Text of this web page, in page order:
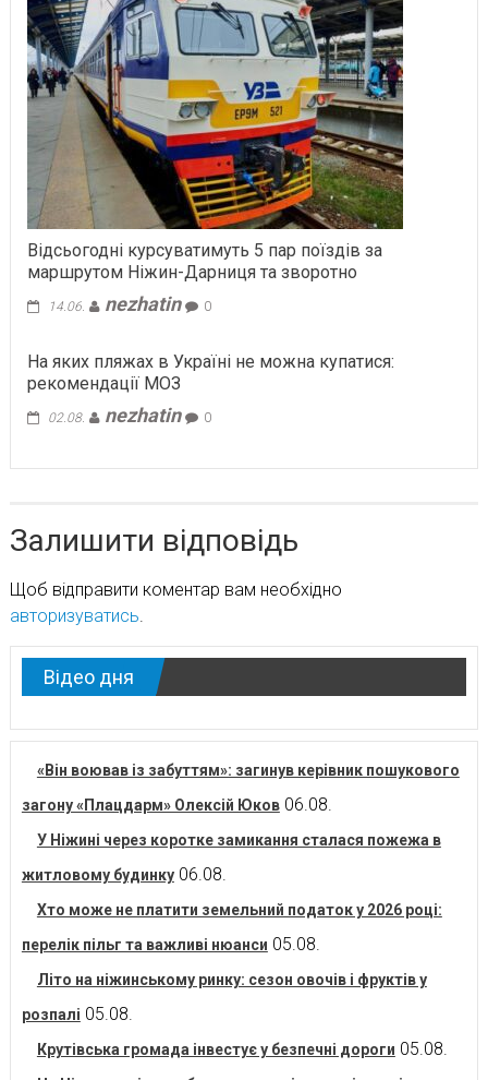
Відсьогодні курсуватимуть 5 пар поїздів за
маршрутом Ніжин-Дарниця та зворотно
14.06. nezhatin 0
На яких пляжах в Україні не можна купатися:
рекомендації МОЗ
02.08. nezhatin 0
Залишити відповідь
Щоб відправити коментар вам необхідно
авторизуватись
Відео дня
«Він воював із забуттям»: загинув керівник пошукового
загону «Плацдарм» Олексій Юков 06.08.
У Ніжині через коротке замикання сталася пожежа в
житловому будинку 06.08.
Хто може не платити земельний податок у 2026 році:
перелік пільг та важливі нюанси 05.08.
Літо на ніжинському ринку: сезон овочів і фруктів у
розпалі 05.08.
Крутівська громада інвестує у безпечні дороги 05.08.